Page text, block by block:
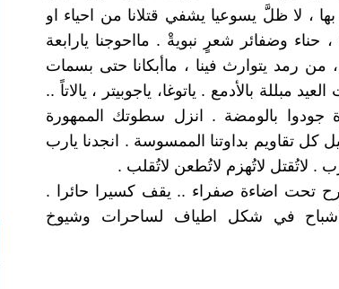
، لا ظلَّ يسوعيا يشفي قتلانا من احياء او
حناء وضفائر شعرٍ نبويةْ . مااحوجنا يارابعة
من رمد يتوارث فينا ، ماأبكانا حتى بسمات
مبللة بالأدمع . ياتوغا، ياجوبيتر ، يالاتاً ..
جودوا بالومضة . انزل سطوتك الممهورة
كل تقاويم بداوتنا الممسوسة . انجدنا يارب
لاتُهزم لاتُطعن لاتُقلب .
تحت اضاءة صفراء .. يقف كسيرا حائرا .
في شكل اطياف لساحرات وشيوخ